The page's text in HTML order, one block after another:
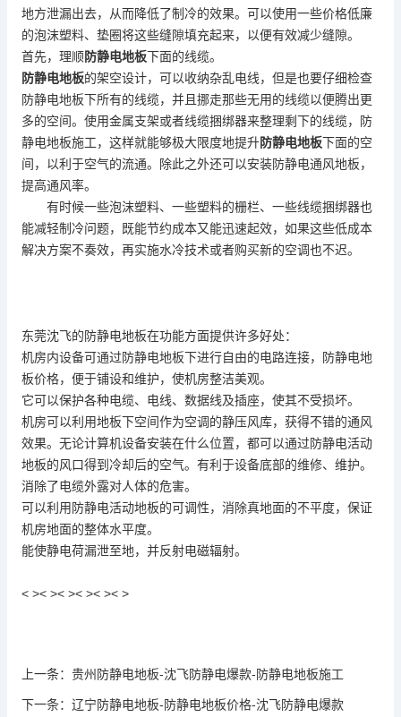
地方泄漏出去，从而降低了制冷的效果。可以使用一些价格低廉
的泡沫塑料、垫圈将这些缝隙填充起来，以便有效减少缝隙。
首先，理顺防静电地板下面的线缆。
防静电地板的架空设计，可以收纳杂乱电线，但是也要仔细检查
防静电地板下所有的线缆，并且挪走那些无用的线缆以便腾出更
多的空间。使用金属支架或者线缆捆绑器来整理剩下的线缆，
防
静电地板施工，这样就能够极大限度地提升防静电地板下面的空
间，以利于空气的流通。除此之外还可以安装防静电通风地板，
提高通风率。
有时候一些泡沫塑料、一些塑料的栅栏、一些线缆捆绑器也
能减轻制冷问题，既能节约成本又能迅速起效，如果这些低成本
解决方案不奏效，再实施水冷技术或者购买新的空调也不迟。
东莞沈飞的防静电地板在功能方面提供许多好处：
机房内设备可通过防静电地板下进行自由的电路连接，
防静电地
板价格，便于铺设和维护，使机房整洁美观。
它可以保护各种电缆、电线、数据线及插座，使其不受损坏。
机房可以利用地板下空间作为空调的静压风库，获得不错的通风
效果。无论计算机设备安装在什么位置，都可以通过防静电活动
地板的风口得到冷却后的空气。有利于设备底部的维修、维护。
消除了电缆外露对人体的危害。
可以利用防静电活动地板的可调性，消除真地面的不平度，保证
机房地面的整体水平度。
能使静电荷漏泄至地，并反射电磁辐射。
< >< >< >< >< >< >
上一条： 贵州防静电地板-沈飞防静电爆款-防静电地板施工
下一条： 辽宁防静电地板-防静电地板价格-沈飞防静电爆款